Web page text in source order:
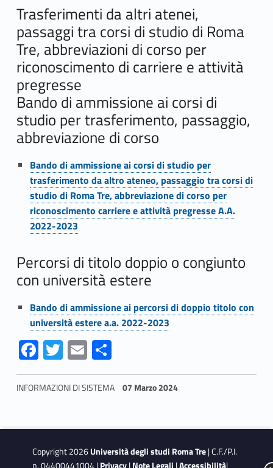
a
.
2
0
2
2
-
3
Trasferimenti da altri atenei,
passaggi tra corsi di studio di Roma
Tre, abbreviazioni di corso per
riconoscimento di carriere e attività
pregresse
Bando di ammissione ai corsi di
studio per trasferimento, passaggio,
abbreviazione di corso
Bando di ammissione ai corsi di studio per
trasferimento da altro ateneo, passaggio tra corsi di
studio di Roma Tre, abbreviazione di corso per
riconoscimento carriere e attività pregresse A.A.
2022-2023
Percorsi di titolo doppio o congiunto
con università estere
Bando di ammissione ai percorsi di doppio titolo con
università estere a.a. 2022-2023
Fa
ce
b
o
k
T
w
itt
E
m
ai
S
h
ar
INFORMAZIONI DI SISTEMA 07 Marzo 2024
Copyright 2026Università degli studi Roma Tre| C.F./P.I.